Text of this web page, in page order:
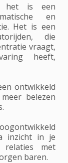
het is een
en
Het is een
die
vraagt,
heeft,
ontwikkeld
belezen
inzicht in je
met
baren.